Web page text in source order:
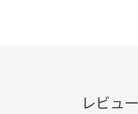
レビュー